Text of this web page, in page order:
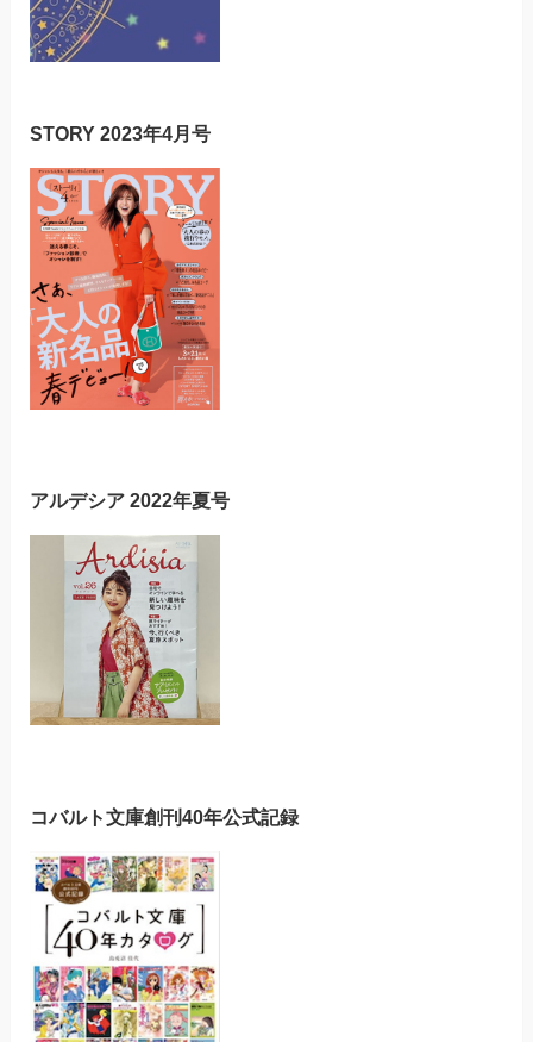
STORY 2023年4月号
アルデシア 2022年夏号
コバルト文庫創刊40年公式記録